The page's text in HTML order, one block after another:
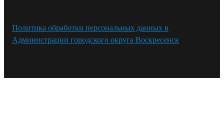
Политика обработки персональных данных в
Администрации городского округа Воскресенск